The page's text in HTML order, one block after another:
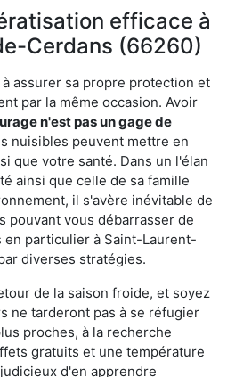
efficace à
Cerdans (66260)
assurer sa propre protection et
par la même occasion. Avoir
n'est pas un gage de
nuisibles peuvent mettre en
que votre santé. Dans un l'élan
ainsi que celle de sa famille
il s'avère inévitable de
pouvant vous débarrasser de
particulier à Saint-Laurent-
diverses stratégies.
de la saison froide, et soyez
ne tarderont pas à se réfugier
proches, à la recherche
gratuits et une température
d'en apprendre